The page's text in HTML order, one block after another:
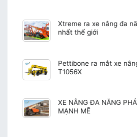
Xtreme ra xe nâng đa
nhất thế giới
Pettibone ra mắt xe
T1056X
XE NÂNG ĐA NĂNG
MẠNH MẼ